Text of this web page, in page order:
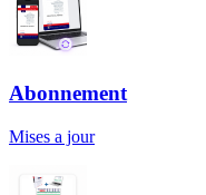
Abonnement
Mises a jour